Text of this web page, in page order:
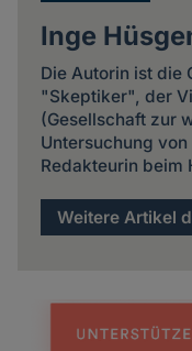
Inge
Die Autorin ist die
"Skeptiker", der
(Gesellschaft zur
Untersuchung
Redakteurin beim
Weitere Artikel